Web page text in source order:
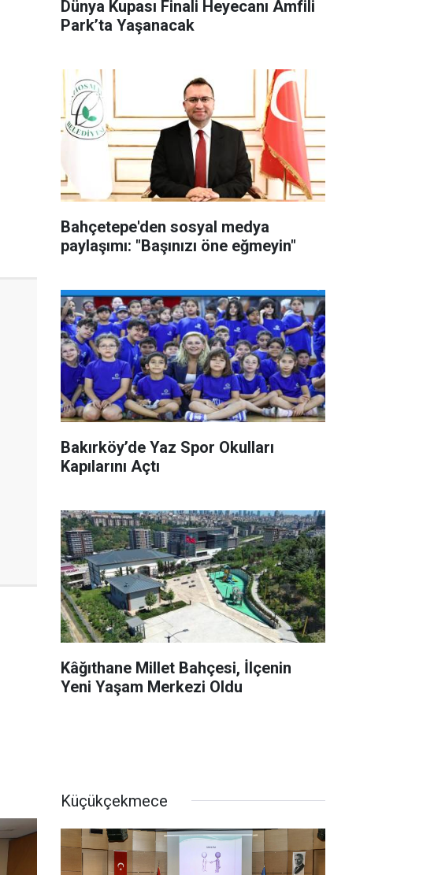
Dünya Kupası Finali Heyecanı Amfili
Park’ta Yaşanacak
Bahçetepe'den sosyal medya
paylaşımı: "Başınızı öne eğmeyin"
Bakırköy’de Yaz Spor Okulları
Kapılarını Açtı
Kâğıthane Millet Bahçesi, İlçenin
Yeni Yaşam Merkezi Oldu
Küçükçekmece